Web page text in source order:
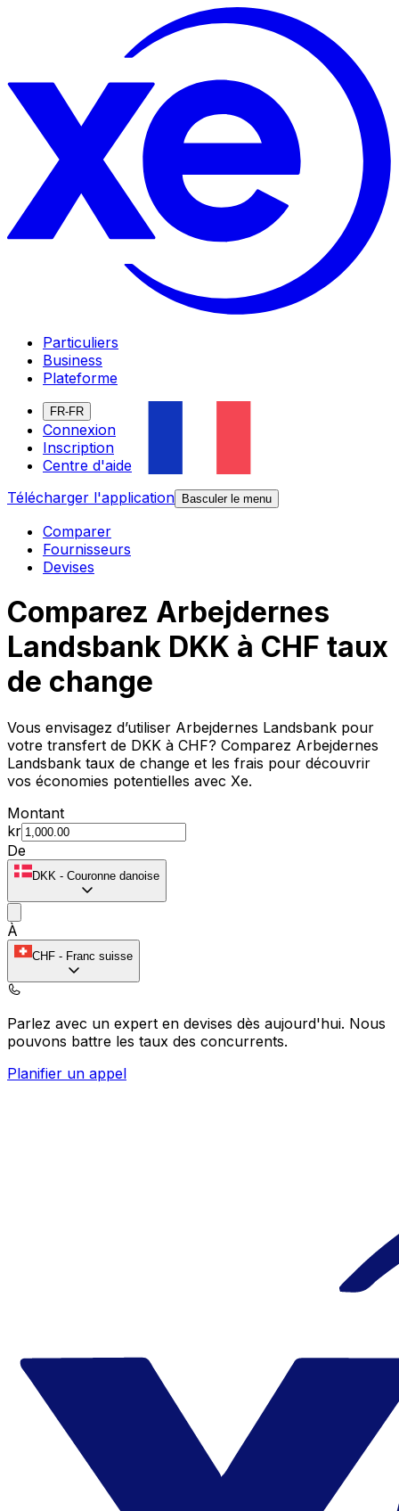
Particuliers
Business
Plateforme
FR-FR
Connexion
Inscription
Centre d'aide
Télécharger l'application
Basculer le menu
Comparer
Fournisseurs
Devises
Comparez Arbejdernes
Landsbank DKK à CHF taux
de change
Vous envisagez d’utiliser Arbejdernes Landsbank pour
votre transfert de DKK à CHF? Comparez Arbejdernes
Landsbank taux de change et les frais pour découvrir
vos économies potentielles avec Xe.
Montant
kr
De
DKK - Couronne danoise
À
CHF - Franc suisse
Parlez avec un expert en devises dès aujourd'hui. Nous
pouvons battre les taux des concurrents.
Planifier un appel